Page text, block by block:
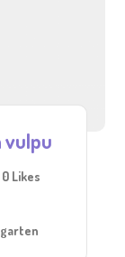
vulpu
0 Likes